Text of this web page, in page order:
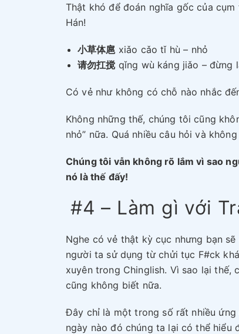
Thật khó để đoán nghĩa gốc của
Hán!
小草体扈 xiǎo cǎo tǐ hù – nhỏ
请勿扛搅 qǐng wù káng jiǎo – đừng
Có vẻ như không có chỗ nào nhắc
Không những thế, chúng tôi cũng
nhỏ” nữa. Quá nhiều câu hỏi và
Chúng tôi vẫn không rõ lắm vì sao
nó là thế đấy!
#4 – Làm gì với
Nghe có vẻ thật kỳ cục nhưng bạn sẽ
người ta sử dụng từ chửi tục F#ck
xuyên trong Chinglish. Vì sao lại thế,
cũng không biết nữa.
Đây chỉ là một trong số rất nhiều
ngày nào đó chúng ta lại có thể hiểu